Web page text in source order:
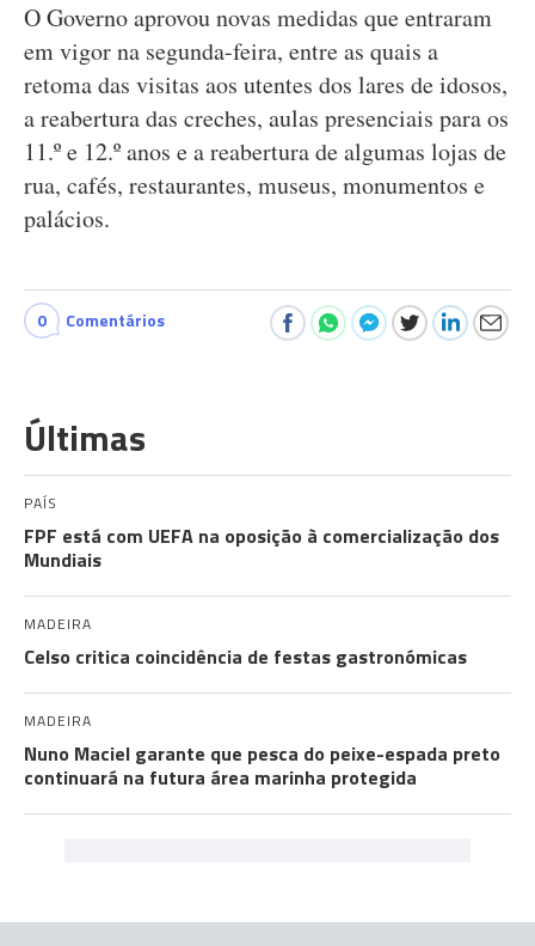
O Governo aprovou novas medidas que entraram
em vigor na segunda-feira, entre as quais a
retoma das visitas aos utentes dos lares de idosos,
a reabertura das creches, aulas presenciais para os
11.º e 12.º anos e a reabertura de algumas lojas de
rua, cafés, restaurantes, museus, monumentos e
palácios.
0 Comentários
Últimas
PAÍS
FPF está com UEFA na oposição à comercialização dos
Mundiais
MADEIRA
Celso critica coincidência de festas gastronómicas
MADEIRA
Nuno Maciel garante que pesca do peixe-espada preto
continuará na futura área marinha protegida